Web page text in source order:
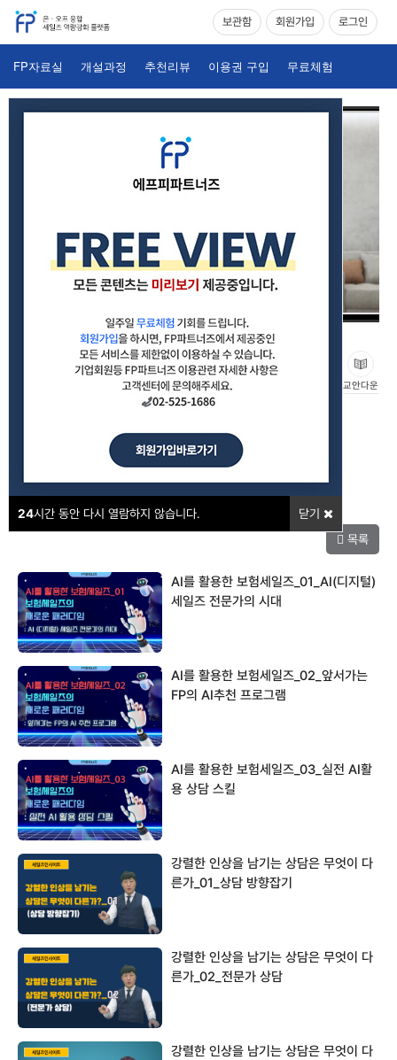
보관함 회원가입 로그인
FP자료실 개설과정 추천리뷰 이용권 구입 무료체험
24시간 동안 다시 열람하지 않습니다. 닫기
절대 물러서지 않는 거절처리의 원리와 비밀_02_효과적인 거절
교안다운
목록
AI를 활용한 보험세일즈_01_AI(디지털)
세일즈 전문가의 시대
AI를 활용한 보험세일즈_02_앞서가는
FP의 AI추천 프로그램
AI를 활용한 보험세일즈_03_실전 AI활
용 상담 스킬
강렬한 인상을 남기는 상담은 무엇이 다
른가_01_상담 방향잡기
강렬한 인상을 남기는 상담은 무엇이 다
른가_02_전문가 상담
강렬한 인상을 남기는 상담은 무엇이 다